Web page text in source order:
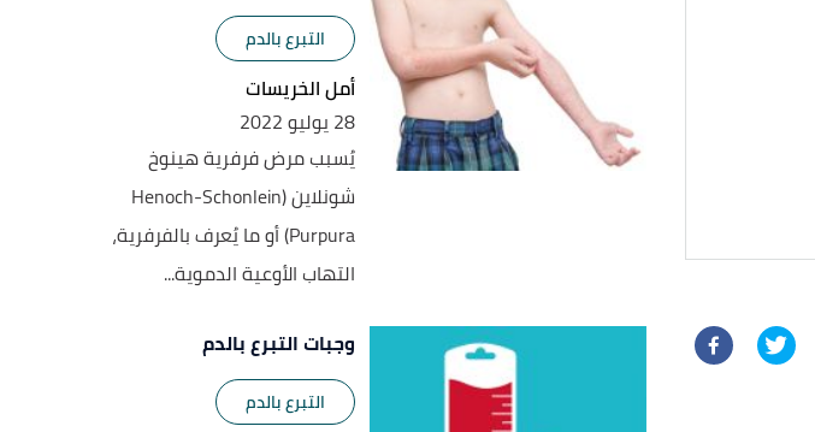
التبرع بالدم
أمل الخريسات
28 يوليو 2022
يُسبب مرض فرفرية هينوخ
شونلاين (Henoch-Schonlein
Purpura) أو ما يُعرف بالفرفرية،
التهاب الأوعية الدموية...
وجبات التبرع بالدم
التبرع بالدم